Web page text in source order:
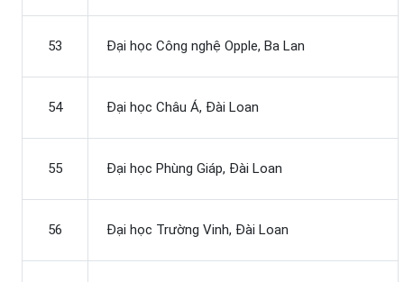
53 Đại học Công nghệ Opple, Ba Lan
54 Đại học Châu Á, Đài Loan
55 Đại học Phùng Giáp, Đài Loan
56 Đại học Trường Vinh, Đài Loan